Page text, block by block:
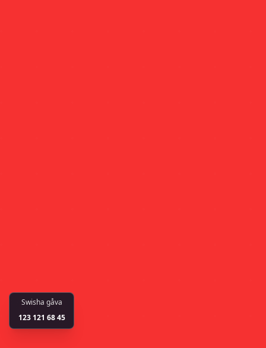
Swisha gåva
123 121 68 45